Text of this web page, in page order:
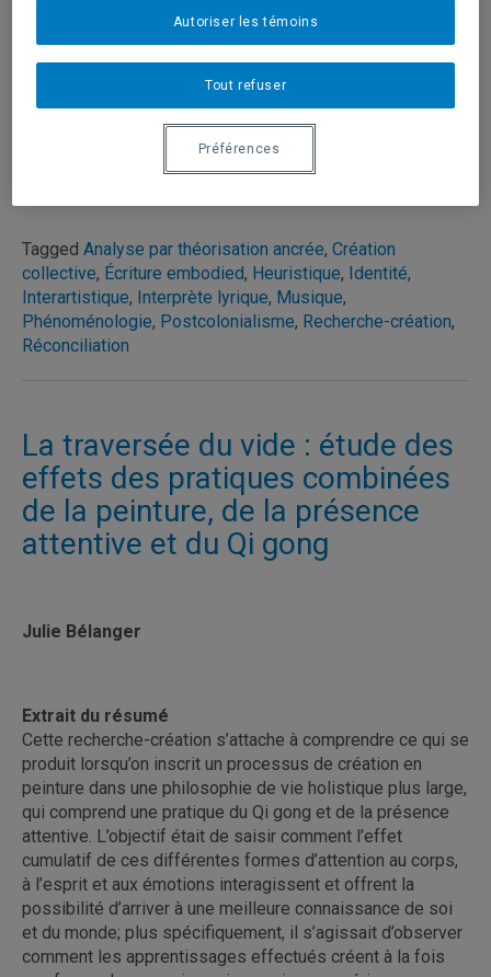
Voir la thèse sur Archipel
Tagged Analyse par théorisation ancrée, Création
collective, Écriture embodied, Heuristique, Identité,
Interartistique, Interprète lyrique, Musique,
Phénoménologie, Postcolonialisme, Recherche-création,
Réconciliation
La traversée du vide : étude des
effets des pratiques combinées
de la peinture, de la présence
attentive et du Qi gong
Julie Bélanger
Extrait du résumé
Cette recherche-création s’attache à comprendre ce qui se
produit lorsqu’on inscrit un processus de création en
peinture dans une philosophie de vie holistique plus large,
qui comprend une pratique du Qi gong et de la présence
attentive. L’objectif était de saisir comment l’effet
cumulatif de ces différentes formes d’attention au corps,
à l’esprit et aux émotions interagissent et offrent la
possibilité d’arriver à une meilleure connaissance de soi
et du monde; plus spécifiquement, il s’agissait d’observer
comment les apprentissages effectués créent à la fois
Tout refuser
Autoriser les témoins
Préférences